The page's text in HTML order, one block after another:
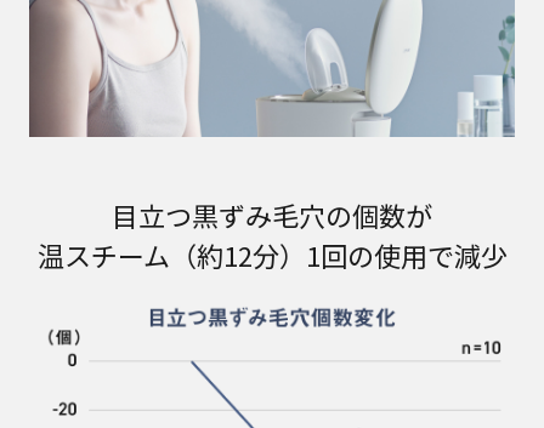
目立つ黒ずみ毛穴の個数が
温スチーム（約12分）1回の使用で減少